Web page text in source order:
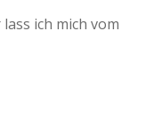
ich mich vom